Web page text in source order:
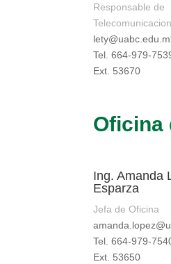
Responsable de
Tel. 664-979-
Ext. 53670
Oficina
Ing. Amanda
Esparza
Jefa de Oficina
Tel. 664-979-
Ext. 53650